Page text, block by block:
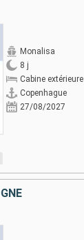
Monalisa
8 j
Cabine extérieure
Copenhague
27/08/2027